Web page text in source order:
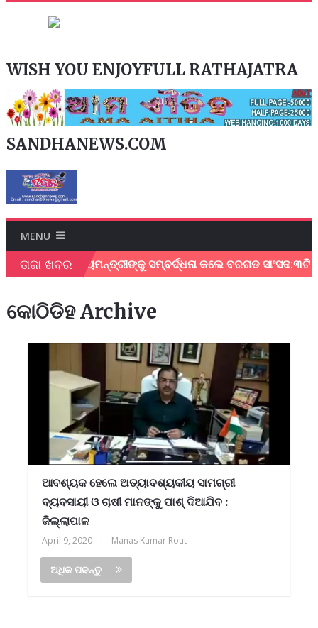
WISH YOU ENJOYFULL RATHAJATRA
SANDHANEWS.COM
MENU
ତାଜା ଖବର
ମୁଖ୍ୟମନ୍ତ୍ରୀଙ୍କୁ ସମ୍ବର୍ଦ୍ଧନା କଲେ ବରଗଡ ସାଂସଦ:୩ଟି
କୋଠିଡିହ Archive
ଆବଶ୍ୟକ ହେଲେ ଅତ୍ୟାବଶ୍ୟକୀୟ ସାମଗ୍ରୀ
ବ୍ୟବସାୟୀ ଓ ଚାଷୀ ମାନଙ୍କୁ ପାଶ୍ ଦିଆଯିବ :
ଜିଲ୍ଲାପାଳ
April 9, 2020 Manas Kumar Rout
ଅଧିକ ପଢନ୍ତୁ